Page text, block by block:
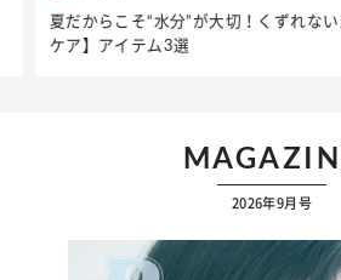
夏だからこそ“水分”が大切！くずれな
ケア】アイテム3選
2026年9月号